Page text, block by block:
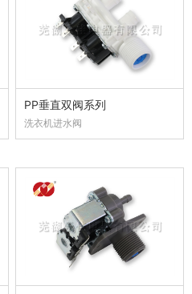
PP垂直双阀系列
洗衣机进水阀